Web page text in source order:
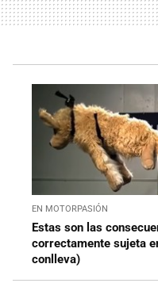
EN MOTORPASIÓN
Estas son las
correctamente sujeta
conlleva)